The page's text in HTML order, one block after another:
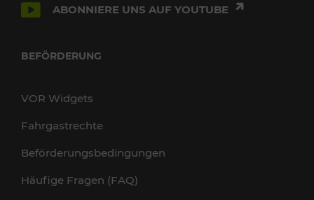
ABONNIERE UNS AUF YOUTUBE
BEFÖRDERUNG
VOR Widgets
Fahrgastrechte
Beförderungsbedingungen
Häufige Fragen (FAQ)